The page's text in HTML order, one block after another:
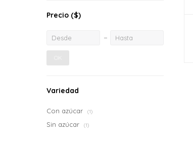
Precio ($)
Variedad
Con azúcar (1)
Sin azúcar (1)